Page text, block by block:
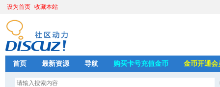
设为首页 收藏本站
首页 最新资源 导航 购买卡号充值金币 金币开通会